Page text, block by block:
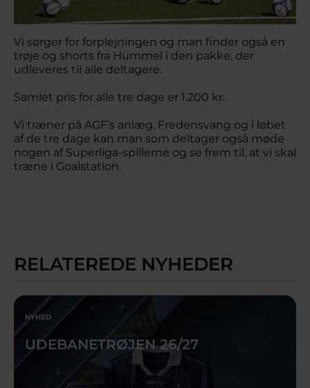
Vi sørger for forplejningen og man finder også en
trøje og shorts fra Hummel i den pakke, der
udleveres til alle deltagere.
Samlet pris for alle tre dage er 1.200 kr.
Vi træner på AGF’s anlæg, Fredensvang og i løbet
af de tre dage kan man som deltager også møde
nogen af Superliga-spillerne og se frem til, at vi skal
træne i Goalstation.
RELATEREDE NYHEDER
NYHED
UDEBANETRØJEN 26/27